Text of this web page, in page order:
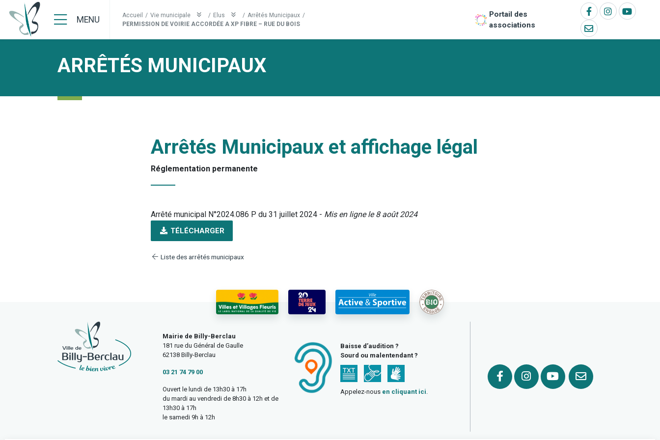
MENU Accueil / Vie municipale / Elus / Arrêtés Municipaux /
PERMISSION DE VOIRIE ACCORDÉE A XP FIBRE – RUE DU BOIS
Portail des
associations
ARRÊTÉS MUNICIPAUX
Arrêtés Municipaux et affichage légal
Réglementation permanente
Arrêté municipal N°2024.086 P du 31 juillet 2024 - Mis en ligne le 8 août 2024
TÉLÉCHARGER
Liste des arrêtés municipaux
Mairie de Billy-Berclau
181 rue du Général de Gaulle
62138 Billy-Berclau
03 21 74 79 00
Ouvert le lundi de 13h30 à 17h
du mardi au vendredi de 8h30 à 12h et de
13h30 à 17h
le samedi 9h à 12h
Baisse d’audition ?
Sourd ou malentendant ?
Appelez-nous en cliquant ici.